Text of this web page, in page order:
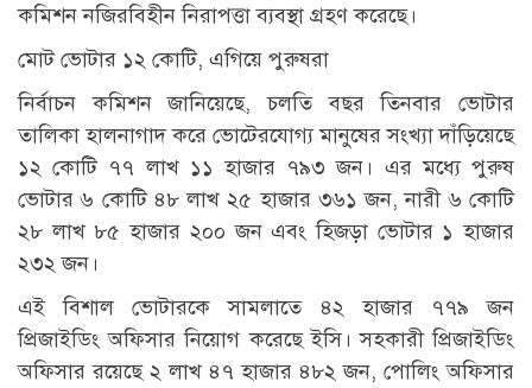
কমিশন নজিরবিহীন নিরাপত্তা ব্যবস্থা গ্রহণ করেছে।
মোট ভোটার ১২ কোটি, এগিয়ে পুরুষরা
নির্বাচন কমিশন জানিয়েছে, চলতি বছর তিনবার ভোটার
তালিকা হালনাগাদ করে ভোটেরযোগ্য মানুষের সংখ্যা দাঁড়িয়েছে
১২ কোটি ৭৭ লাখ ১১ হাজার ৭৯৩ জন। এর মধ্যে পুরুষ
ভোটার ৬ কোটি ৪৮ লাখ ২৫ হাজার ৩৬১ জন, নারী ৬ কোটি
২৮ লাখ ৮৫ হাজার ২০০ জন এবং হিজড়া ভোটার ১ হাজার
২৩২ জন।
এই বিশাল ভোটারকে সামলাতে ৪২ হাজার ৭৭৯ জন
প্রিজাইডিং অফিসার নিয়োগ করেছে ইসি। সহকারী প্রিজাইডিং
অফিসার রয়েছে ২ লাখ ৪৭ হাজার ৪৮২ জন, পোলিং অফিসার